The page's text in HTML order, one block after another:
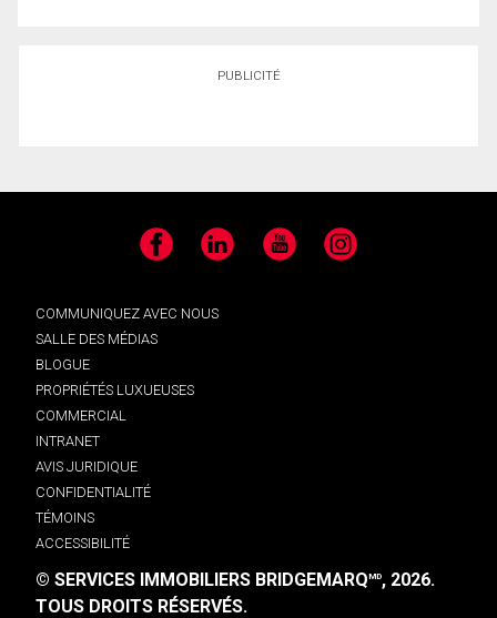
PUBLICITÉ
Facebook LinkedIn YouTube Instagram
COMMUNIQUEZ AVEC NOUS
SALLE DES MÉDIAS
BLOGUE
PROPRIÉTÉS LUXUEUSES
COMMERCIAL
INTRANET
AVIS JURIDIQUE
CONFIDENTIALITÉ
TÉMOINS
ACCESSIBILITÉ
© SERVICES IMMOBILIERS BRIDGEMARQMD, 2026.
TOUS DROITS RÉSERVÉS.